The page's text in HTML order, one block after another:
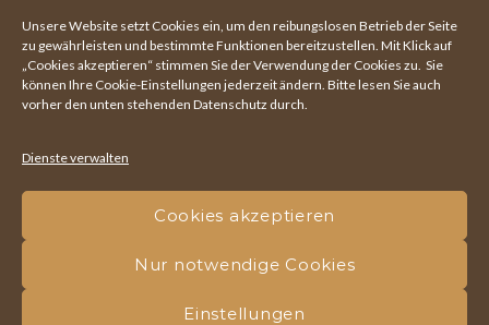
Unsere Website setzt Cookies ein, um den reibungslosen Betrieb der Seite
zu gewährleisten und bestimmte Funktionen bereitzustellen. Mit Klick auf
„Cookies akzeptieren“ stimmen Sie der Verwendung der Cookies zu. Sie
können Ihre Cookie-Einstellungen jederzeit ändern. Bitte lesen Sie auch
vorher den unten stehenden Datenschutz durch.
Dienste verwalten
Cookies akzeptieren
Nur notwendige Cookies
Einstellungen
IHR RUNDUM-PARTNER!
Hauptstraße 111, 7203 Wiesen
office@holzbau-drescher.at
Impressum|Datenschutz|